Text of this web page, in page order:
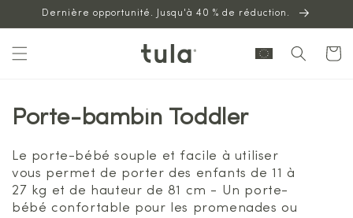
Aller au
contenu
Dernière opportunité. Jusqu'à 40 % de réduction.
Panier
Porte-bambin Toddler
Le porte-bébé souple et facile à utiliser
vous permet de porter des enfants de 11 à
27 kg et de hauteur de 81 cm - Un porte-
bébé confortable pour les promenades ou